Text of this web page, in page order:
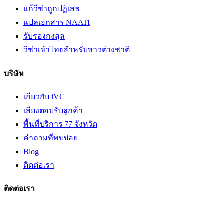
แก้วีซ่าถูกปฏิเสธ
แปลเอกสาร NAATI
รับรองกงสุล
วีซ่าเข้าไทยสำหรับชาวต่างชาติ
บริษัท
เกี่ยวกับ iVC
เสียงตอบรับลูกค้า
พื้นที่บริการ 77 จังหวัด
คำถามที่พบบ่อย
Blog
ติดต่อเรา
ติดต่อเรา